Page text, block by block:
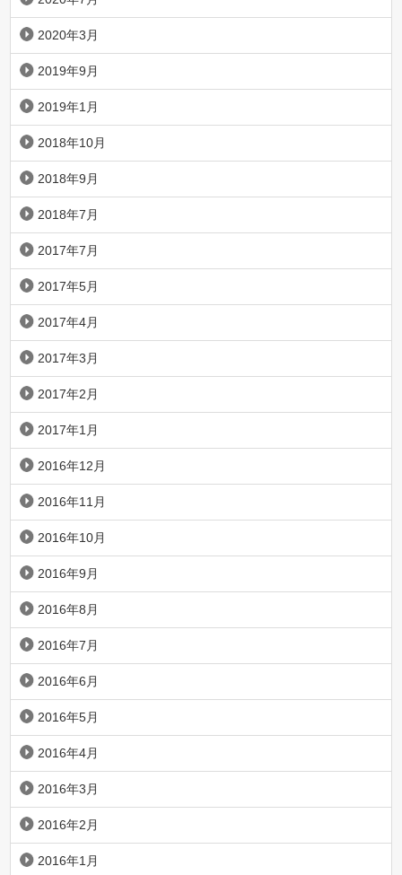
2020年3月
2019年9月
2019年1月
2018年10月
2018年9月
2018年7月
2017年7月
2017年5月
2017年4月
2017年3月
2017年2月
2017年1月
2016年12月
2016年11月
2016年10月
2016年9月
2016年8月
2016年7月
2016年6月
2016年5月
2016年4月
2016年3月
2016年2月
2016年1月